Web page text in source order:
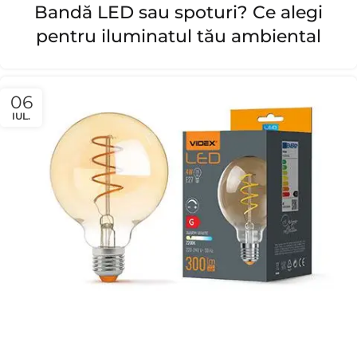
Bandă LED sau spoturi? Ce alegi
pentru iluminatul tău ambiental
06
IUL.